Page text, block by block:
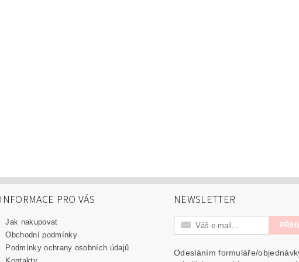
INFORMACE PRO VÁS
Jak nakupovat
Obchodní podmínky
Podmínky ochrany osobních údajů
NEWSLETTER
Odesláním formuláře/